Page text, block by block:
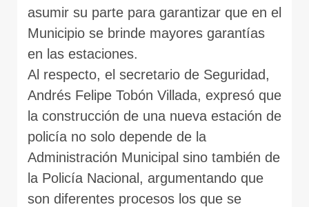
asumir su parte para garantizar que en el
Municipio se brinde mayores garantías
en las estaciones.
Al respecto, el secretario de Seguridad,
Andrés Felipe Tobón Villada, expresó que
la construcción de una nueva estación de
policía no solo depende de la
Administración Municipal sino también de
la Policía Nacional, argumentando que
son diferentes procesos los que se